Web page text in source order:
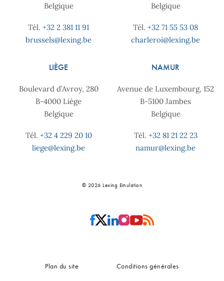
Belgique
Tél. +32 2 381 11 91
brussels@lexing.be
Belgique
Tél. +32 71 55 53 08
charleroi@lexing.be
LIÈGE
Boulevard d’Avroy, 280
B-4000 Liège
Belgique
Tél. +32 4 229 20 10
liege@lexing.be
NAMUR
Avenue de Luxembourg, 152
B-5100 Jambes
Belgique
Tél. +32 81 21 22 23
namur@lexing.be
© 2026 Lexing Emulation
Plan du site Conditions générales